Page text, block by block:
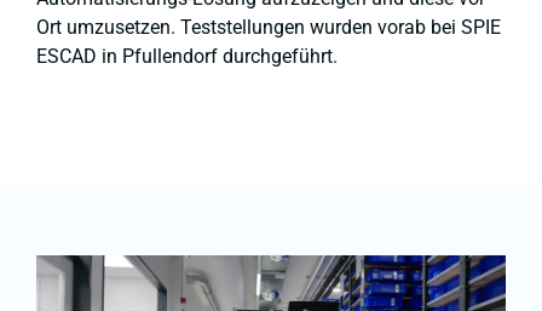
Ort umzusetzen. Teststellungen wurden vorab bei SPIE
ESCAD in Pfullendorf durchgeführt.